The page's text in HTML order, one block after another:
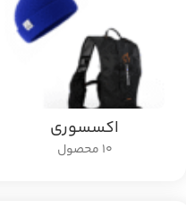
اکسسوری
10 محصول